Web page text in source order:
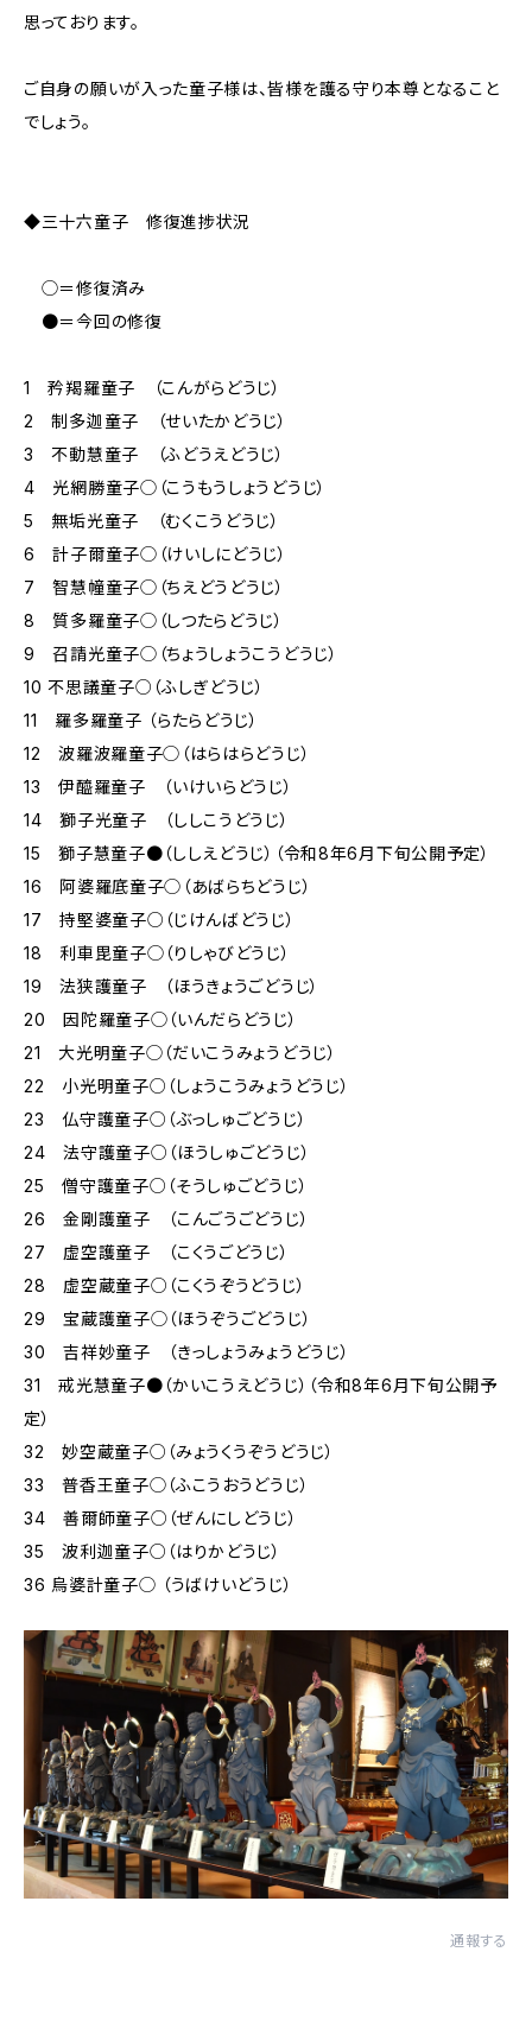
思っております。
ご自身の願いが入った童子様は、皆様を護る守り本尊となること
でしょう。
◆三十六童子 修復進捗状況
◯＝修復済み
●＝今回の修復
1 矜羯羅童子 （こんがらどうじ）
2 制多迦童子 （せいたかどうじ）
3 不動慧童子 （ふどうえどうじ）
4 光網勝童子◯（こうもうしょうどうじ）
5 無垢光童子 （むくこうどうじ）
6 計子爾童子◯（けいしにどうじ）
7 智慧幢童子◯（ちえどうどうじ）
8 質多羅童子◯（しつたらどうじ）
9 召請光童子◯（ちょうしょうこうどうじ）
10 不思議童子○（ふしぎどうじ）
11 羅多羅童子 （らたらどうじ）
12 波羅波羅童子◯（はらはらどうじ）
13 伊醯羅童子 （いけいらどうじ）
14 獅子光童子 （ししこうどうじ）
15 獅子慧童子●（ししえどうじ）（令和8年6月下旬公開予定）
16 阿婆羅底童子◯（あばらちどうじ）
17 持堅婆童子○（じけんばどうじ）
18 利車毘童子◯（りしゃびどうじ）
19 法狭護童子 （ほうきょうごどうじ）
20 因陀羅童子◯（いんだらどうじ）
21 大光明童子◯（だいこうみょうどうじ）
22 小光明童子○（しょうこうみょうどうじ）
23 仏守護童子○（ぶっしゅごどうじ）
24 法守護童子○（ほうしゅごどうじ）
25 僧守護童子○（そうしゅごどうじ）
26 金剛護童子 （こんごうごどうじ）
27 虚空護童子 （こくうごどうじ）
28 虚空蔵童子○（こくうぞうどうじ）
29 宝蔵護童子◯（ほうぞうごどうじ）
30 吉祥妙童子 （きっしょうみょうどうじ）
31 戒光慧童子●（かいこうえどうじ）（令和8年6月下旬公開予
定）
32 妙空蔵童子○（みょうくうぞうどうじ）
33 普香王童子◯（ふこうおうどうじ）
34 善爾師童子○（ぜんにしどうじ）
35 波利迦童子○（はりかどうじ）
36 烏婆計童子◯ （うばけいどうじ）
通報する